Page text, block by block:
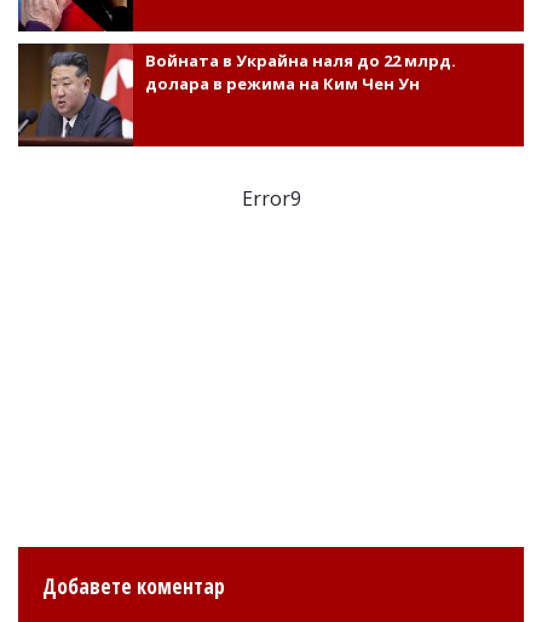
Войната в Украйна наля до 22 млрд.
долара в режима на Ким Чен Ун
Error9
Добавете коментар